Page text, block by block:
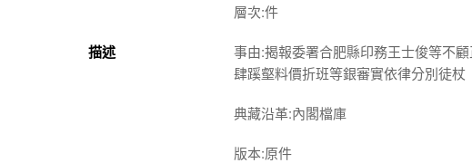
層次:件
描述
事由:揭報委署合肥縣印務王士俊等不
肆蹊壑料價折班等銀審實依律分別徒杖
典藏沿革:內閣檔庫
版本:原件